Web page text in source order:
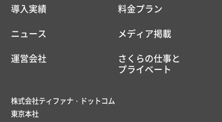
導入実績
料金プラン
ニュース
メディア掲載
運営会社
さくらの仕事と
プライベート
株式会社ティファナ・ドットコム
東京本社